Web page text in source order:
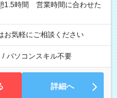
気軽にご相談ください
/ パソコンスキル不要
詳細へ